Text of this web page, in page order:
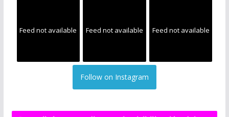
Feed not available Feed not available Feed not available
Follow on Instagram